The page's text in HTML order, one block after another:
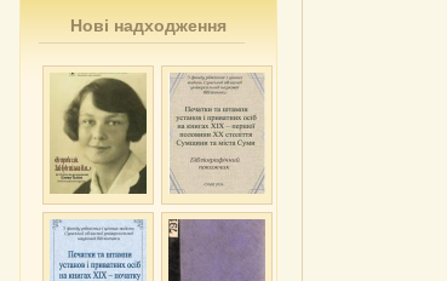
Нові надходження